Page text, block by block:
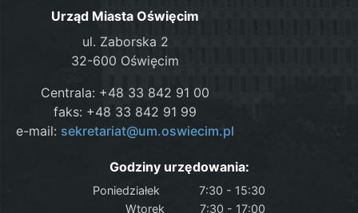
Urząd Miasta Oświęcim
ul. Zaborska 2
32-600 Oświęcim
Centrala: +48 33 842 91 00
faks: +48 33 842 91 99
e-mail: sekretariat@um.oswiecim.pl
Godziny urzędowania:
Poniedziałek
7:30 - 15:30
Wtorek
7:30 - 17:00